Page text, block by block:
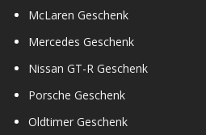
McLaren Geschenk
Mercedes Geschenk
Nissan GT-R Geschenk
Porsche Geschenk
Oldtimer Geschenk